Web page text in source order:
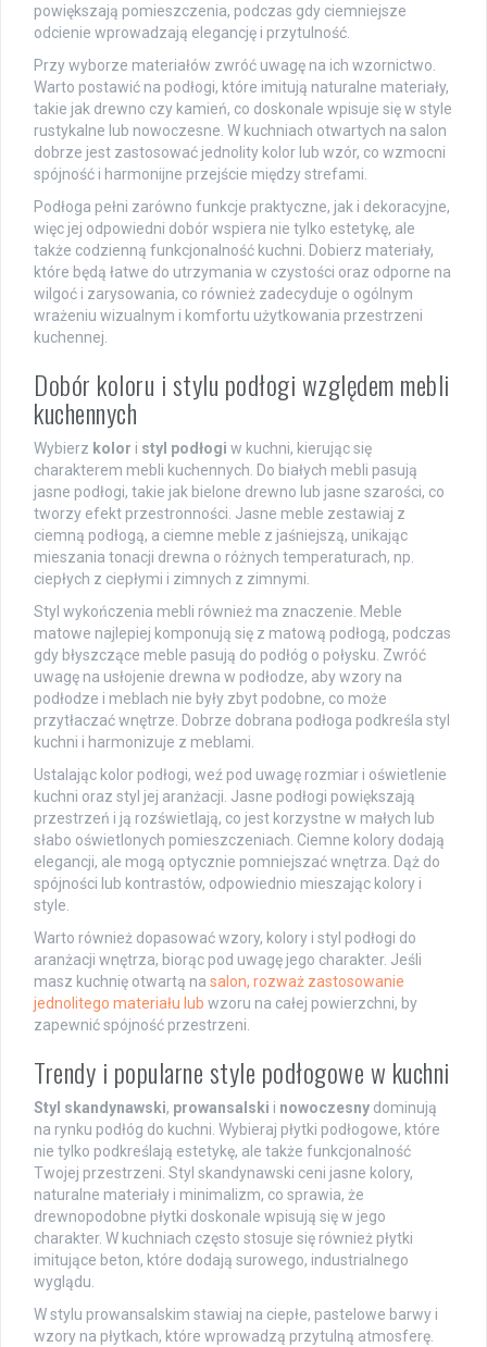
powiększają pomieszczenia, podczas gdy ciemniejsze
odcienie wprowadzają elegancję i przytulność.
Przy wyborze materiałów zwróć uwagę na ich wzornictwo.
Warto postawić na podłogi, które imitują naturalne materiały,
takie jak drewno czy kamień, co doskonale wpisuje się w style
rustykalne lub nowoczesne. W kuchniach otwartych na salon
dobrze jest zastosować jednolity kolor lub wzór, co wzmocni
spójność i harmonijne przejście między strefami.
Podłoga pełni zarówno funkcje praktyczne, jak i dekoracyjne,
więc jej odpowiedni dobór wspiera nie tylko estetykę, ale
także codzienną funkcjonalność kuchni. Dobierz materiały,
które będą łatwe do utrzymania w czystości oraz odporne na
wilgoć i zarysowania, co również zadecyduje o ogólnym
wrażeniu wizualnym i komfortu użytkowania przestrzeni
kuchennej.
Dobór koloru i stylu podłogi względem mebli
kuchennych
Wybierz kolor i styl podłogi w kuchni, kierując się
charakterem mebli kuchennych. Do białych mebli pasują
jasne podłogi, takie jak bielone drewno lub jasne szarości, co
tworzy efekt przestronności. Jasne meble zestawiaj z
ciemną podłogą, a ciemne meble z jaśniejszą, unikając
mieszania tonacji drewna o różnych temperaturach, np.
ciepłych z ciepłymi i zimnych z zimnymi.
Styl wykończenia mebli również ma znaczenie. Meble
matowe najlepiej komponują się z matową podłogą, podczas
gdy błyszczące meble pasują do podłóg o połysku. Zwróć
uwagę na usłojenie drewna w podłodze, aby wzory na
podłodze i meblach nie były zbyt podobne, co może
przytłaczać wnętrze. Dobrze dobrana podłoga podkreśla styl
kuchni i harmonizuje z meblami.
Ustalając kolor podłogi, weź pod uwagę rozmiar i oświetlenie
kuchni oraz styl jej aranżacji. Jasne podłogi powiększają
przestrzeń i ją rozświetlają, co jest korzystne w małych lub
słabo oświetlonych pomieszczeniach. Ciemne kolory dodają
elegancji, ale mogą optycznie pomniejszać wnętrza. Dąż do
spójności lub kontrastów, odpowiednio mieszając kolory i
style.
Warto również dopasować wzory, kolory i styl podłogi do
aranżacji wnętrza, biorąc pod uwagę jego charakter. Jeśli
masz kuchnię otwartą na salon, rozważ zastosowanie
jednolitego materiału lub wzoru na całej powierzchni, by
zapewnić spójność przestrzeni.
Trendy i popularne style podłogowe w kuchni
Styl skandynawski, prowansalski i nowoczesny dominują
na rynku podłóg do kuchni. Wybieraj płytki podłogowe, które
nie tylko podkreślają estetykę, ale także funkcjonalność
Twojej przestrzeni. Styl skandynawski ceni jasne kolory,
naturalne materiały i minimalizm, co sprawia, że
drewnopodobne płytki doskonale wpisują się w jego
charakter. W kuchniach często stosuje się również płytki
imitujące beton, które dodają surowego, industrialnego
wyglądu.
W stylu prowansalskim stawiaj na ciepłe, pastelowe barwy i
wzory na płytkach, które wprowadzą przytulną atmosferę.